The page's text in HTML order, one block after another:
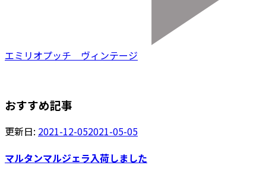
エミリオプッチ ヴィンテージ
おすすめ記事
更新日: 2021-12-052021-05-05
マルタンマルジェラ入荷しました